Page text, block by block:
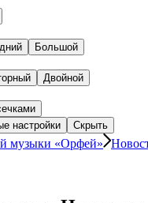
Большой
Двойной
настройки
Скрыть
музыки «Орфей»